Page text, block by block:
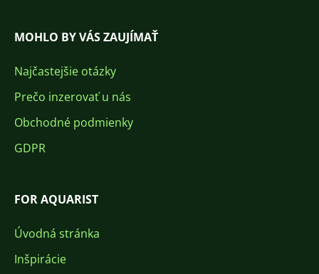
MOHLO BY VÁS ZAUJÍMAŤ
Najčastejšie otázky
Prečo inzerovať u nás
Obchodné podmienky
GDPR
FOR AQUARIST
Úvodná stránka
Inšpirácie